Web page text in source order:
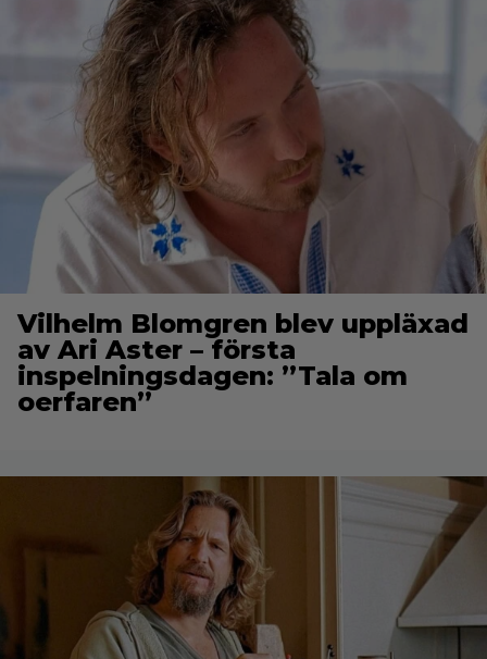
Vilhelm Blomgren blev uppläxad
av Ari Aster – första
inspelningsdagen: ”Tala om
oerfaren”